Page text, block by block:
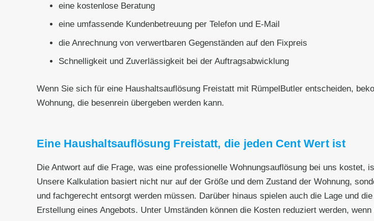
eine kostenlose Beratung
eine umfassende Kundenbetreuung per Telefon und E-Mail
die Anrechnung von verwertbaren Gegenständen auf den Fixpreis
Schnelligkeit und Zuverlässigkeit bei der Auftragsabwicklung
Wenn Sie sich für eine Haushaltsauflösung Freistatt mit RümpelButler entscheiden,
Wohnung, die besenrein übergeben werden kann.
Eine Haushaltsauflösung Freistatt, die jeden Cent Wert ist
Die Antwort auf die Frage, was eine professionelle Wohnungsauflösung bei uns kostet,
Unsere Kalkulation basiert nicht nur auf der Größe und dem Zustand der Wohnung,
und fachgerecht entsorgt werden müssen. Darüber hinaus spielen auch die Lage und
Erstellung eines Angebots. Unter Umständen können die Kosten reduziert werden,